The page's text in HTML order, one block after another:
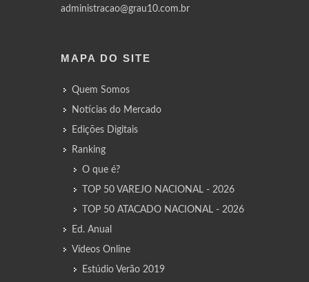
administracao@grau10.com.br
MAPA DO SITE
Quem Somos
Notícias do Mercado
Edições Digitais
Ranking
O que é?
TOP 50 VAREJO NACIONAL - 2026
TOP 50 ATACADO NACIONAL - 2026
Ed. Anual
Vídeos Online
Estúdio Verão 2019